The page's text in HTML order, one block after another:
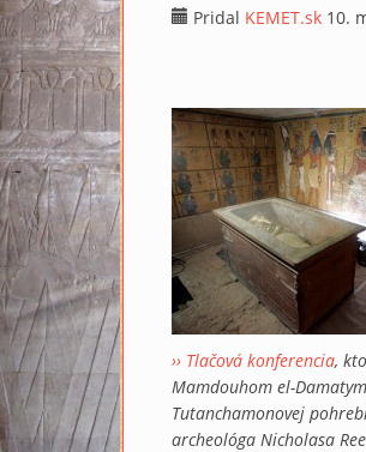
Pridal KEMET.sk 10.
›› Tlačová konferencia,
Mamdouhom el-
Tutanchamonovej
archeológa Nicholasa